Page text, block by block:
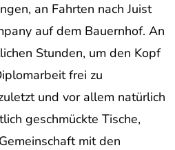
an Fahrten nach Juist
auf dem Bauernhof. An
Stunden, um den Kopf
frei zu
und vor allem natürlich
geschmückte Tische,
mit den